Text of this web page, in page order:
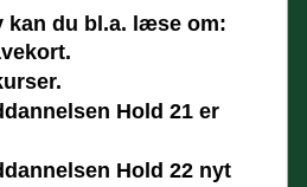
kan du bl.a. læse om:
Hold 21 er
Hold 22 nyt